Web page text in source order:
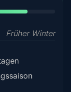
Früher Winter